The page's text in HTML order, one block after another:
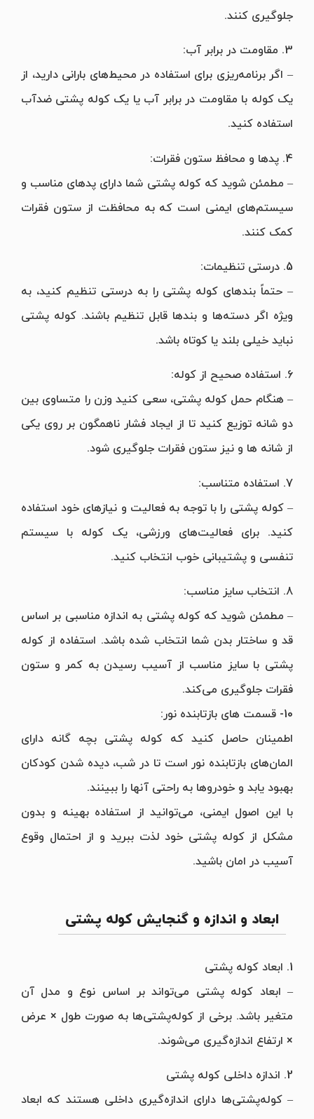
جلوگیری کنند.
3. مقاومت در برابر آب:
– اگر برنامه‌ریزی برای استفاده در محیط‌های بارانی دارید، از
یک کوله با مقاومت در برابر آب یا یک کوله پشتی ضدآب
استفاده کنید.
4. پد‌ها و محافظ ستون فقرات:
– مطمئن شوید که کوله پشتی شما دارای پد‌های مناسب و
سیستم‌های ایمنی است که به محافظت از ستون فقرات
کمک کنند.
5. درستی تنظیمات:
– حتماً بندهای کوله پشتی را به درستی تنظیم کنید، به
ویژه اگر دسته‌ها و بندها قابل تنظیم باشند. کوله پشتی
نباید خیلی بلند یا کوتاه باشد.
6. استفاده صحیح از کوله:
– هنگام حمل کوله پشتی، سعی کنید وزن را متساوی بین
دو شانه توزیع کنید تا از ایجاد فشار ناهمگون بر روی یکی
از شانه ها و نیز ستون فقرات جلوگیری شود.
7. استفاده متناسب:
– کوله پشتی را با توجه به فعالیت و نیازهای خود استفاده
کنید. برای فعالیت‌های ورزشی، یک کوله با سیستم
تنفسی و پشتیبانی خوب انتخاب کنید.
8. انتخاب سایز مناسب:
– مطمئن شوید که کوله پشتی به اندازه مناسبی بر اساس
قد و ساختار بدن شما انتخاب شده باشد. استفاده از کوله
پشتی با سایز مناسب از آسیب رسیدن به کمر و ستون
فقرات جلوگیری می‌کند.
10- قسمت های بازتابنده نور:
اطمینان حاصل کنید که کوله پشتی بچه گانه دارای
المان‌های بازتابنده نور است تا در شب، دیده شدن کودکان
بهبود یابد و خودروها به راحتی آنها را ببینند.
با این اصول ایمنی، می‌توانید از استفاده بهینه و بدون
مشکل از کوله پشتی خود لذت ببرید و از احتمال وقوع
آسیب در امان باشید.
ابعاد و اندازه‌ و گنجایش کوله پشتی
1. ابعاد کوله پشتی
– ابعاد کوله پشتی می‌تواند بر اساس نوع و مدل آن
متغیر باشد. برخی از کوله‌پشتی‌ها به صورت طول × عرض
× ارتفاع اندازه‌گیری می‌شوند.
2. اندازه‌ داخلی کوله پشتی
– کوله‌پشتی‌ها دارای اندازه‌گیری داخلی هستند که ابعاد